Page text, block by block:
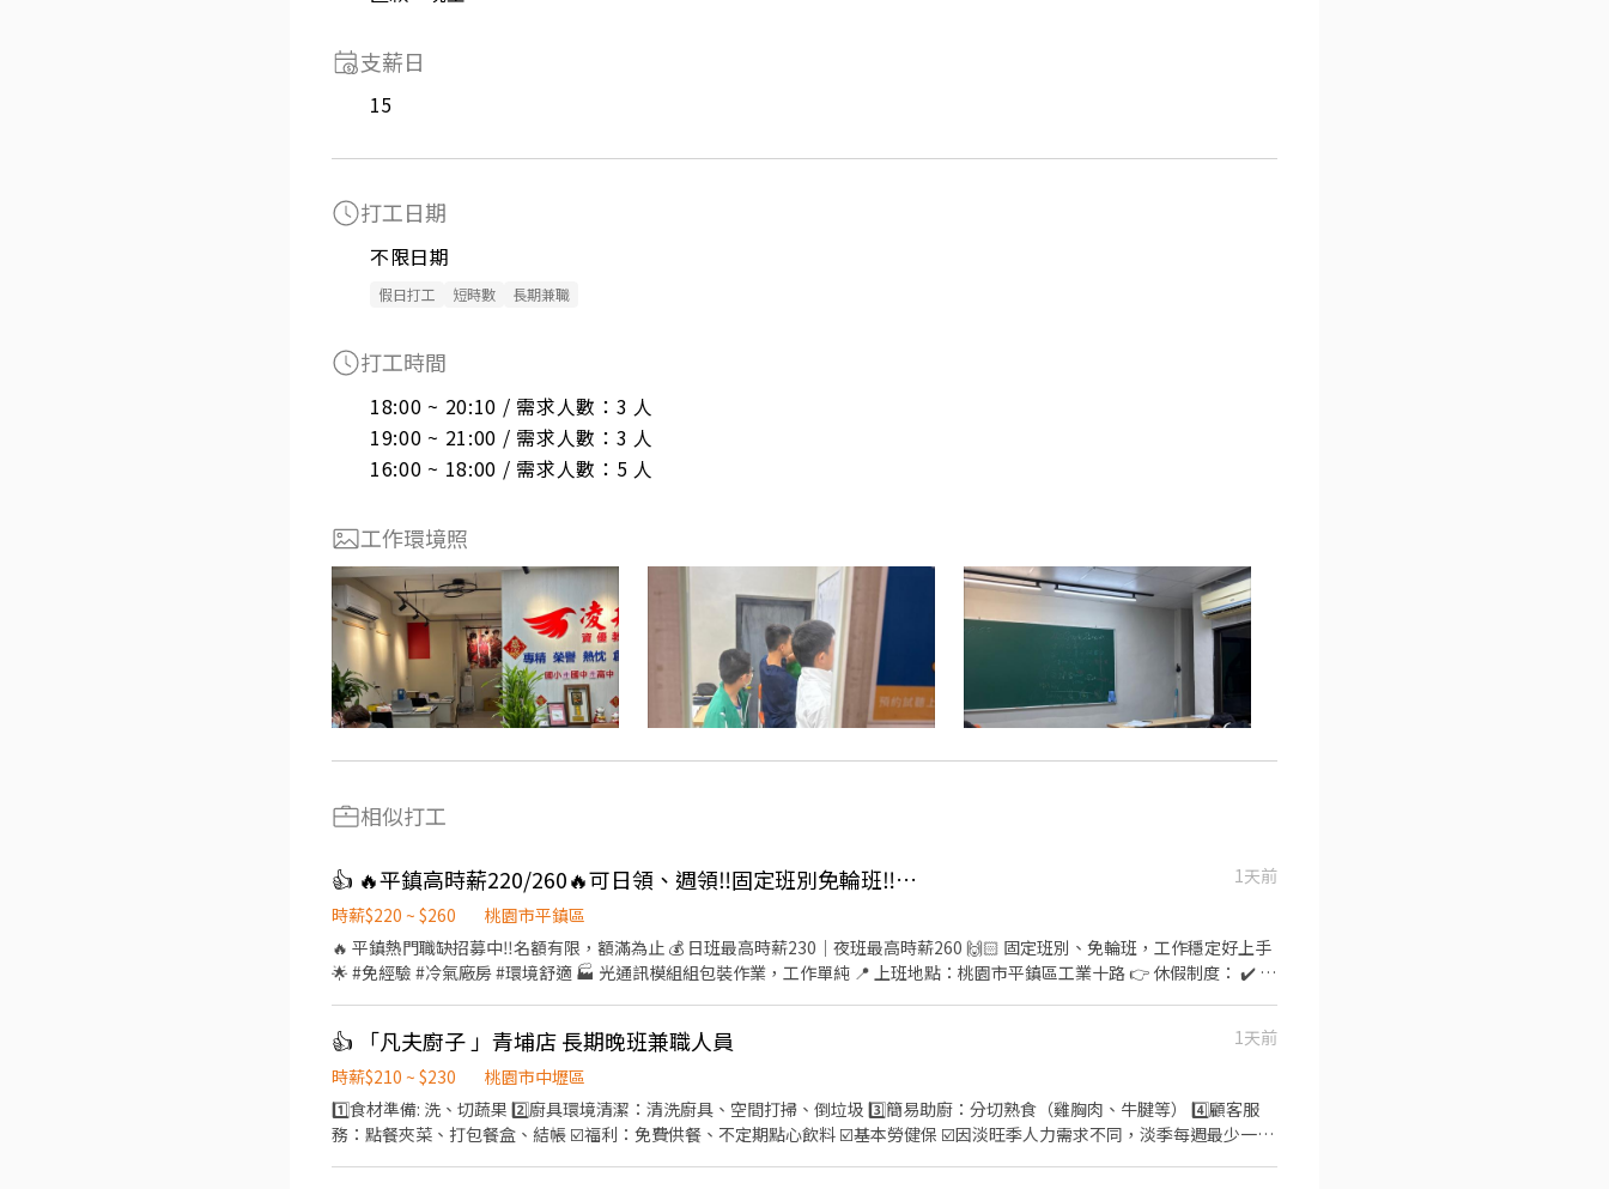
支薪日
15
打工日期
不限日期
假日打工 短時數 長期兼職
打工時間
18:00 ~ 20:10 / 需求人數：3 人
19:00 ~ 21:00 / 需求人數：3 人
16:00 ~ 18:00 / 需求人數：5 人
工作環境照
相似打工
👍 🔥平鎮高時薪220/260🔥可日領、週領‼️固定班別免輪班‼️週休二日💯錄取率高✨
1天前
時薪$220 ~ $260
桃園市平鎮區
🔥 平鎮熱門職缺招募中‼️名額有限，額滿為止 💰 日班最高時薪230｜夜班最高時薪260 🙌🏻 固定班別、免輪班，工作穩定好上手
🌟 #免經驗 #冷氣廠房 #環境舒適 🏭 光通訊模組組包裝作業，工作單純 📍 上班地點：桃園市平鎮區工業十路 👉 休假制度： ✔️ 週
費依勞基法另計 👉 用餐方式： 🍱 日班午餐80元／餐（薪資內扣） 👉 工作內容： ✔️ 光通訊模組組裝、包裝 ✔️ 全程穿無塵衣、
配戴口罩 ✔️ 久站作業 #平鎮工作 #高時薪 #固定班 #免輪班 #週休二日 #二休二 #光通訊 #免經驗 #冷氣廠房 #快速上工 #桃園工作
▃▃▃ 截圖私訊 快速報名 ▃▃▃ 📲 瀨 ID：00tingting 💬 私訊婷婷小姐，立即安排上工🥳
👍 「凡夫廚子 」青埔店 長期晚班兼職人員
1天前
時薪$210 ~ $230
桃園市中壢區
1️⃣食材準備: 洗、切蔬果 2️⃣廚具環境清潔：清洗廚具、空間打掃、倒垃圾 3️⃣簡易助廚：分切熟食（雞胸肉、牛腱等） 4️⃣顧客服
務：點餐夾菜、打包餐盒、結帳 ☑️福利：免費供餐、不定期點心飲料 ☑️基本勞健保 ☑️因淡旺季人力需求不同，淡季每週最少一至